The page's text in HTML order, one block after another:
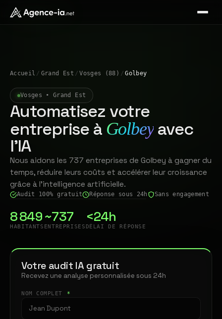
Accueil / Grand Est / Vosges (88) / Golbey
Vosges • Grand Est
Automatisez votre
entreprise à Golbey avec
l'IA
Nous aidons les 737 entreprises de Golbey à gagner du
temps, réduire leurs coûts et accélérer leur croissance
grâce à l'intelligence artificielle.
Audit 100% gratuit Réponse sous 24h Sans engagement
8 849
HABITANTS
~737
ENTREPRISES
<24h
DÉLAI DE RÉPONSE
Votre audit IA gratuit
Recevez une analyse personnalisée sous 24h
NOM COMPLET *